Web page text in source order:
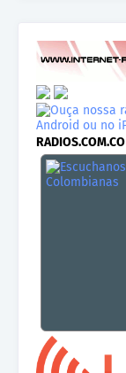
RADIOS.COM.CO